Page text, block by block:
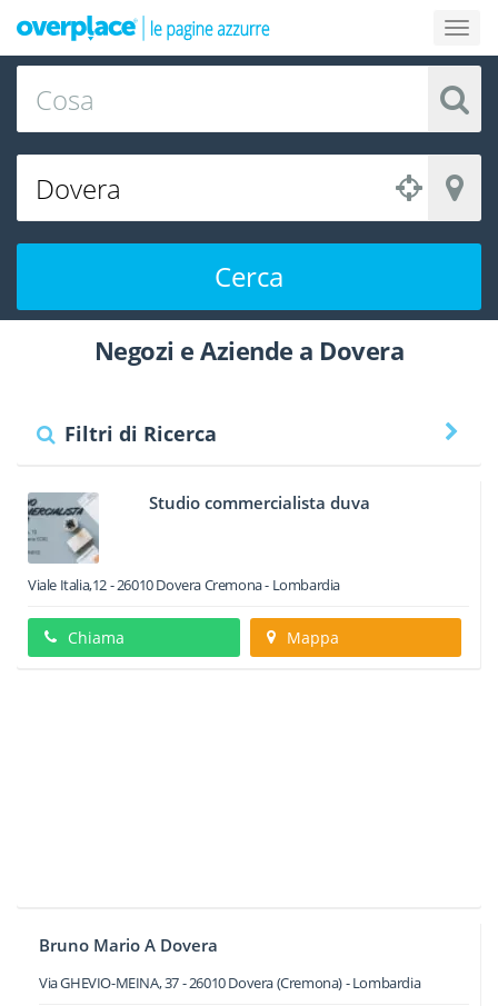
Cerca
Negozi e Aziende a Dovera
Filtri di Ricerca
Studio commercialista duva
Viale Italia,12-26010DoveraCremona - Lombardia
Chiama Mappa
Bruno Mario A Dovera
Via GHEVIO-MEINA, 37-26010Dovera(Cremona) -Lombardia